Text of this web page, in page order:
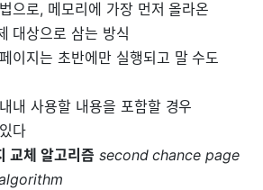
으로, 메모리에 가장 먼저 올라온
대상으로 삼는 방식
이지는 초반에만 실행되고 말 수도
내 사용할 내용을 포함할 경우
다
교체 알고리즘 second chance page